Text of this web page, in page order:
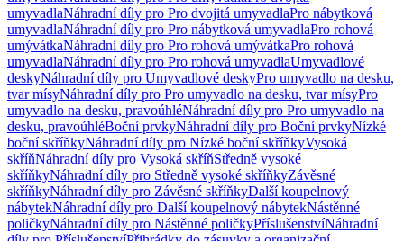
umyvadlaNáhradní díly pro Pro dvojitá umyvadlaPro nábytková
umyvadlaNáhradní díly pro Pro nábytková umyvadlaPro rohová
umývátkaNáhradní díly pro Pro rohová umývátkaPro rohová
umyvadlaNáhradní díly pro Pro rohová umyvadlaUmyvadlové
deskyNáhradní díly pro Umyvadlové deskyPro umyvadlo na desku,
tvar mísyNáhradní díly pro Pro umyvadlo na desku, tvar mísyPro
umyvadlo na desku, pravoúhléNáhradní díly pro Pro umyvadlo na
desku, pravoúhléBoční prvkyNáhradní díly pro Boční prvkyNízké
boční skříňkyNáhradní díly pro Nízké boční skříňkyVysoká
skříňNáhradní díly pro Vysoká skříňStředně vysoké
skříňkyNáhradní díly pro Středně vysoké skříňkyZávěsné
skříňkyNáhradní díly pro Závěsné skříňkyDalší koupelnový
nábytekNáhradní díly pro Další koupelnový nábytekNástěnné
poličkyNáhradní díly pro Nástěnné poličkyPříslušenstvíNáhradní